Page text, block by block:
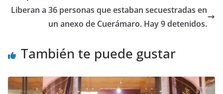
Liberan a 36 personas que estaban secuestradas en
un anexo de Cuerámaro. Hay 9 detenidos.
También te puede gustar